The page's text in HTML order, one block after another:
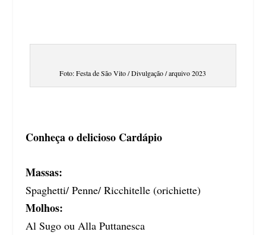
Foto: Festa de São Vito / Divulgação / arquivo 2023
Conheça o delicioso Cardápio
Massas:
Spaghetti/ Penne/ Ricchitelle (orichiette)
Molhos:
Al Sugo ou Alla Puttanesca